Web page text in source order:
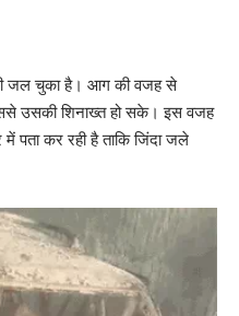
जल चुका है। आग की वजह से
उसकी शिनाख्त हो सके। इस वजह
पता कर रही है ताकि जिंदा जले